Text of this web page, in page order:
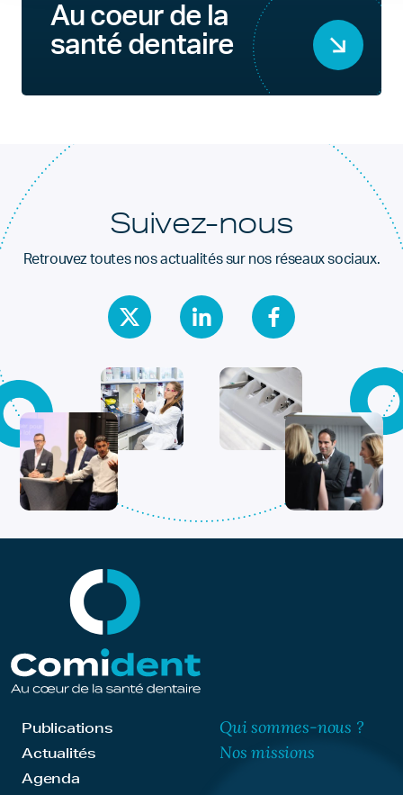
Au coeur de la
santé dentaire
Suivez-nous
Retrouvez toutes nos actualités sur nos réseaux sociaux.
Publications
Actualités
Agenda
Qui sommes-nous ?
Nos missions